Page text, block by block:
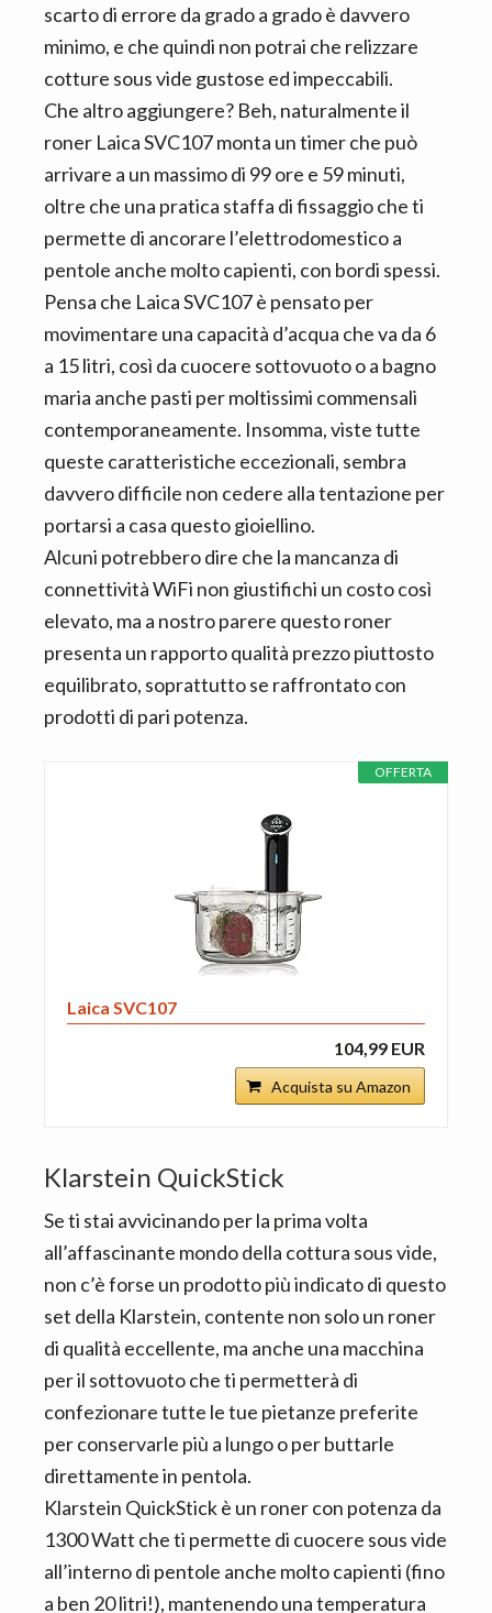
scarto di errore da grado a grado è davvero
minimo, e che quindi non potrai che relizzare
cotture sous vide gustose ed impeccabili.
Che altro aggiungere? Beh, naturalmente il
roner Laica SVC107 monta un timer che può
arrivare a un massimo di 99 ore e 59 minuti,
oltre che una pratica staffa di fissaggio che ti
permette di ancorare l’elettrodomestico a
pentole anche molto capienti, con bordi spessi.
Pensa che Laica SVC107 è pensato per
movimentare una capacità d’acqua che va da 6
a 15 litri, così da cuocere sottovuoto o a bagno
maria anche pasti per moltissimi commensali
contemporaneamente. Insomma, viste tutte
queste caratteristiche eccezionali, sembra
davvero difficile non cedere alla tentazione per
portarsi a casa questo gioiellino.
Alcuni potrebbero dire che la mancanza di
connettività WiFi non giustifichi un costo così
elevato, ma a nostro parere questo roner
presenta un rapporto qualità prezzo piuttosto
equilibrato, soprattutto se raffrontato con
prodotti di pari potenza.
OFFERTA
Laica SVC107
104,99 EUR
Acquista su Amazon
Klarstein QuickStick
Se ti stai avvicinando per la prima volta
all’affascinante mondo della cottura sous vide,
non c’è forse un prodotto più indicato di questo
set della Klarstein, contente non solo un roner
di qualità eccellente, ma anche una macchina
per il sottovuoto che ti permetterà di
confezionare tutte le tue pietanze preferite
per conservarle più a lungo o per buttarle
direttamente in pentola.
Klarstein QuickStick è un roner con potenza da
1300 Watt che ti permette di cuocere sous vide
all’interno di pentole anche molto capienti (fino
a ben 20 litri!), mantenendo una temperatura